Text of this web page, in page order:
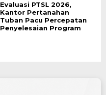
Evaluasi PTSL 2026,
Kantor Pertanahan
Tuban Pacu Percepatan
Penyelesaian Program